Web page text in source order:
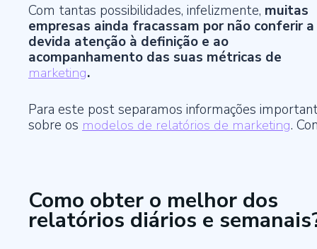
Com tantas possibilidades, infelizmente, muitas
empresas ainda fracassam por não conferir a
devida atenção à definição e ao
acompanhamento das suas métricas de
marketing.
Para este post separamos informações
sobre os modelos de relatórios de marketing.
Como obter o melhor dos
relatórios diários e